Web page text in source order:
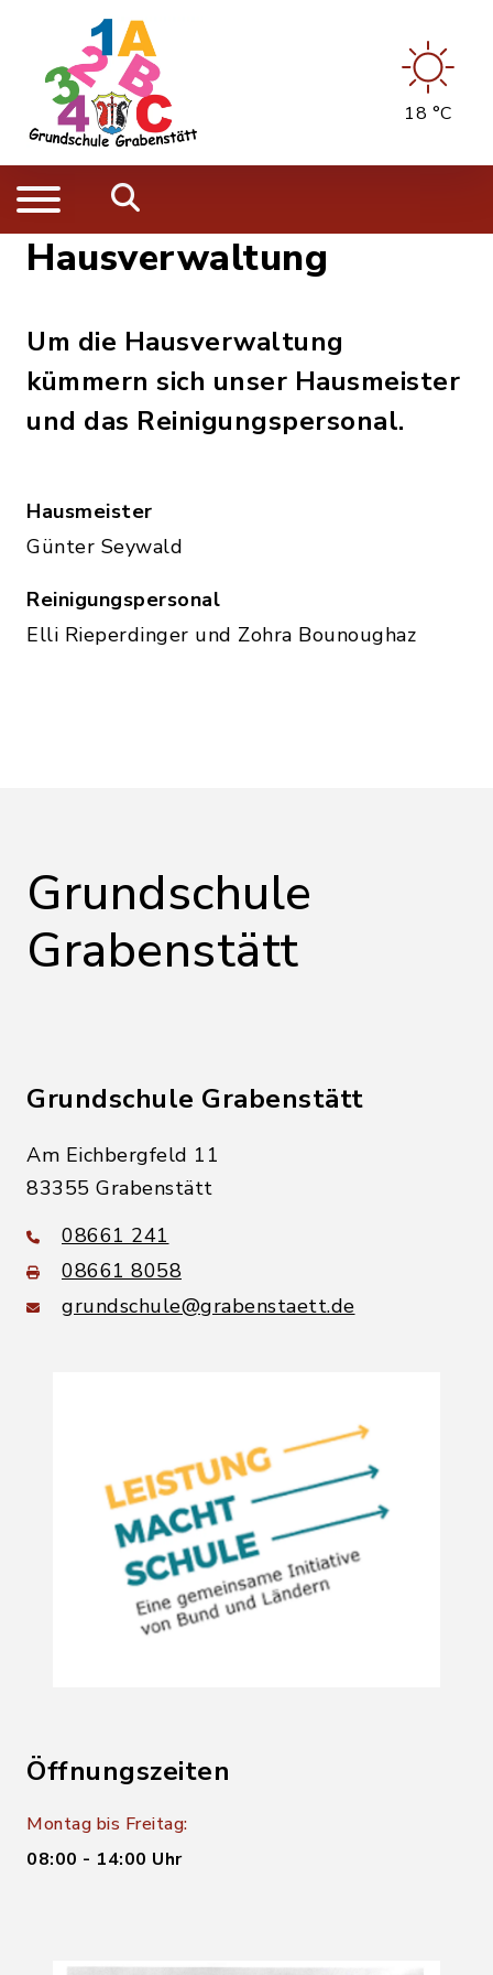
18 °C
Hausverwaltung
Um die Hausverwaltung
kümmern sich unser Hausmeister
und das Reinigungspersonal.
Hausmeister
Günter Seywald
Reinigungspersonal
Elli Rieperdinger und Zohra Bounoughaz
Grundschule
Grabenstätt
Grundschule Grabenstätt
Am Eichbergfeld 11
83355 Grabenstätt
08661 241
08661 8058
grundschule@grabenstaett.de
Öffnungszeiten
Montag bis Freitag:
08:00 - 14:00 Uhr